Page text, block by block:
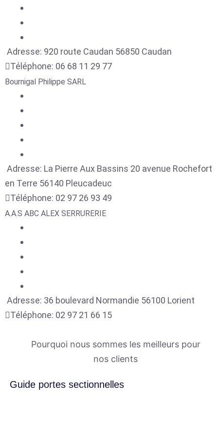
Adresse: 920 route Caudan 56850 Caudan
Téléphone: 06 68 11 29 77
Bournigal Philippe SARL
Adresse: La Pierre Aux Bassins 20 avenue Rochefort
en Terre 56140 Pleucadeuc
Téléphone: 02 97 26 93 49
A.A.S ABC ALEX SERRURERIE
Adresse: 36 boulevard Normandie 56100 Lorient
Téléphone: 02 97 21 66 15
Pourquoi nous sommes les meilleurs pour
nos clients
Guide portes sectionnelles